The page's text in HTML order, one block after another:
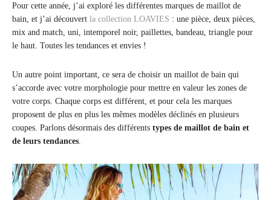
Pour cette année, j’ai exploré les différentes marques de maillot de
bain, et j’ai découvert la collection LOAVIES : une pièce, deux pièces,
mix and match, uni, intemporel noir, paillettes, bandeau, triangle pour
le haut. Toutes les tendances et envies !
Un autre point important, ce sera de choisir un maillot de bain qui
s’accorde avec votre morphologie pour mettre en valeur les zones de
votre corps. Chaque corps est différent, et pour cela les marques
proposent de plus en plus les mêmes modèles déclinés en plusieurs
coupes. Parlons désormais des différents types de maillot de bain et
de leurs tendances.